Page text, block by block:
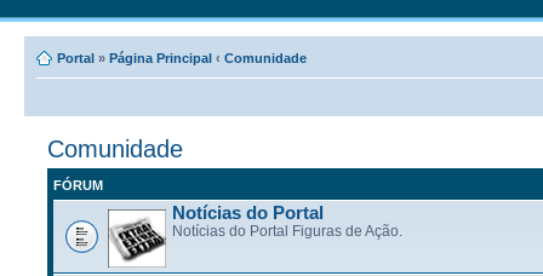
Portal » Página Principal ‹ Comunidade
Comunidade
FÓRUM
Notícias do Portal
Notícias do Portal Figuras de Ação.